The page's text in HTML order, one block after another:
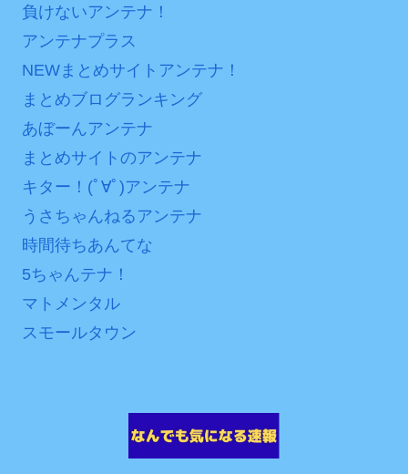
負けないアンテナ！
アンテナプラス
NEWまとめサイトアンテナ！
まとめブログランキング
あぼーんアンテナ
まとめサイトのアンテナ
キター！(ﾟ∀ﾟ)アンテナ
うさちゃんねるアンテナ
時間待ちあんてな
5ちゃんテナ！
マトメンタル
スモールタウン